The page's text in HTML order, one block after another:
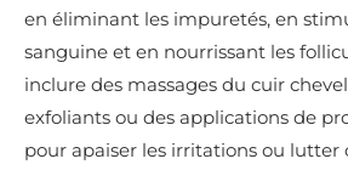
en éliminant les impuretés, en
sanguine et en nourrissant les
inclure des massages du cuir
exfoliants ou des applications de
pour apaiser les irritations ou lutter